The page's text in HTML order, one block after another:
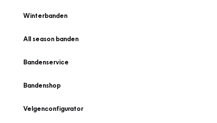
Winterbanden
All season banden
Bandenservice
Bandenshop
Velgenconfigurator